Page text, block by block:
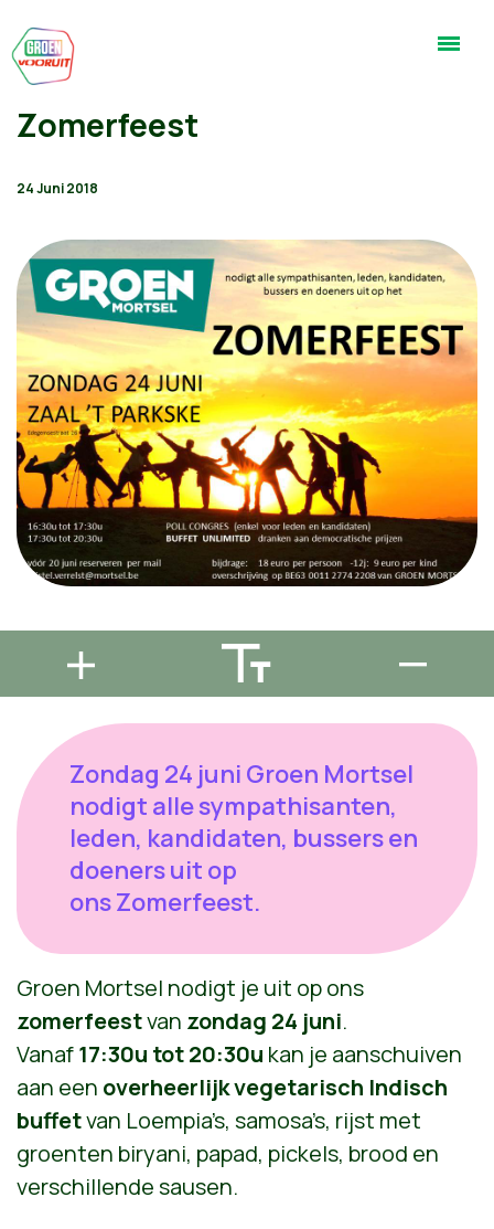
Zomerfeest
24 Juni 2018
Zondag 24 juni Groen Mortsel
nodigt alle sympathisanten,
leden, kandidaten, bussers en
doeners uit op
ons Zomerfeest.
Groen Mortsel nodigt je uit op ons
zomerfeestvan zondag 24 juni.
Vanaf17:30u tot 20:30u kan je aanschuiven
aan een overheerlijk vegetarisch Indisch
buffetvan Loempia’s, samosa’s, rijst met
groenten biryani, papad, pickels, brood en
verschillende sausen.